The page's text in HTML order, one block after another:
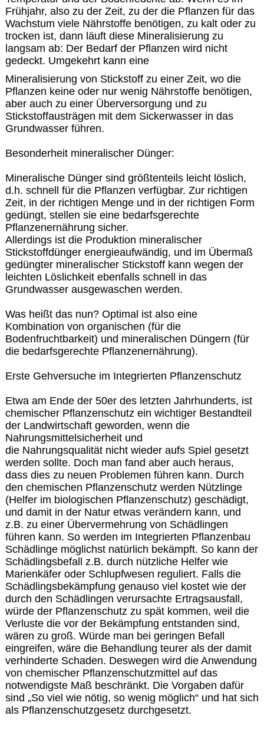
Frühjahr, also zu der Zeit, zu der die Pflanzen für das
Wachstum viele Nährstoffe benötigen, zu kalt oder zu
trocken ist, dann läuft diese Mineralisierung zu
langsam ab: Der Bedarf der Pflanzen wird nicht
gedeckt. Umgekehrt kann eine
Mineralisierung von Stickstoff zu einer Zeit, wo die
Pflanzen keine oder nur wenig Nährstoffe benötigen,
aber auch zu einer Überversorgung und zu
Stickstoffausträgen mit dem Sickerwasser in das
Grundwasser führen.
Besonderheit mineralischer Dünger:
Mineralische Dünger sind größtenteils leicht löslich,
d.h. schnell für die Pflanzen verfügbar. Zur richtigen
Zeit, in der richtigen Menge und in der richtigen Form
gedüngt, stellen sie eine bedarfsgerechte
Pflanzenernährung sicher.
Allerdings ist die Produktion mineralischer
Stickstoffdünger energieaufwändig, und im Übermaß
gedüngter mineralischer Stickstoff kann wegen der
leichten Löslichkeit ebenfalls schnell in das
Grundwasser ausgewaschen werden.
Was heißt das nun? Optimal ist also eine
Kombination von organischen (für die
Bodenfruchtbarkeit) und mineralischen Düngern (für
die bedarfsgerechte Pflanzenernährung).
Erste Gehversuche im Integrierten Pflanzenschutz
Etwa am Ende der 50er des letzten Jahrhunderts, ist
chemischer Pflanzenschutz ein wichtiger Bestandteil
der Landwirtschaft geworden, wenn die
Nahrungsmittelsicherheit und
die Nahrungsqualität nicht wieder aufs Spiel gesetzt
werden sollte. Doch man fand aber auch heraus,
dass dies zu neuen Problemen führen kann. Durch
den chemischen Pflanzenschutz werden Nützlinge
(Helfer im biologischen Pflanzenschutz) geschädigt,
und damit in der Natur etwas verändern kann, und
z.B. zu einer Übervermehrung von Schädlingen
führen kann. So werden im Integrierten Pflanzenbau
Schädlinge möglichst natürlich bekämpft. So kann der
Schädlingsbefall z.B. durch nützliche Helfer wie
Marienkäfer oder Schlupfwesen reguliert. Falls die
Schädlingsbekämpfung genauso viel kostet wie der
durch den Schädlingen verursachte Ertragsausfall,
würde der Pflanzenschutz zu spät kommen, weil die
Verluste die vor der Bekämpfung entstanden sind,
wären zu groß. Würde man bei geringen Befall
eingreifen, wäre die Behandlung teurer als der damit
verhinderte Schaden. Deswegen wird die Anwendung
von chemischer Pflanzenschutzmittel auf das
notwendigste Maß beschränkt. Die Vorgaben dafür
sind „So viel wie nötig, so wenig möglich“ und hat sich
als Pflanzenschutzgesetz durchgesetzt.